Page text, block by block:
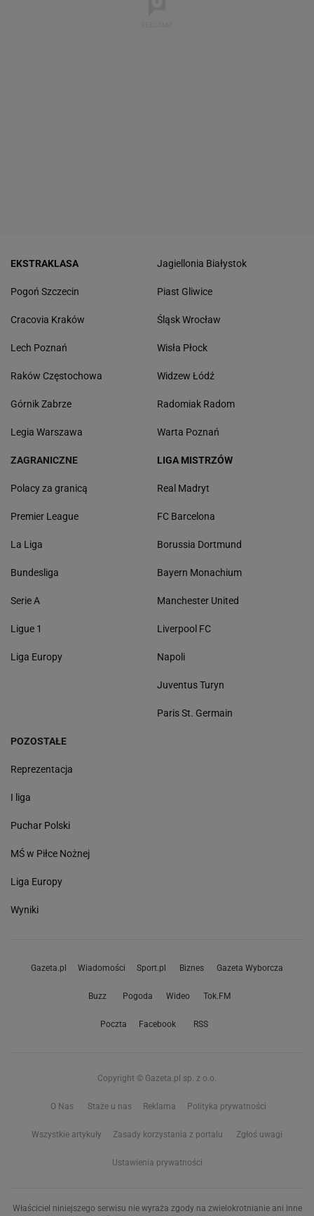
EKSTRAKLASA
Pogoń Szczecin
Cracovia Kraków
Lech Poznań
Raków Częstochowa
Górnik Zabrze
Legia Warszawa
Jagiellonia Białystok
Piast Gliwice
Śląsk Wrocław
Wisła Płock
Widzew Łódź
Radomiak Radom
Warta Poznań
ZAGRANICZNE
Polacy za granicą
Premier League
La Liga
Bundesliga
Serie A
Ligue 1
Liga Europy
LIGA MISTRZÓW
Real Madryt
FC Barcelona
Borussia Dortmund
Bayern Monachium
Manchester United
Liverpool FC
Napoli
Juventus Turyn
Paris St. Germain
POZOSTAŁE
Reprezentacja
I liga
Puchar Polski
MŚ w Piłce Nożnej
Liga Europy
Wyniki
Gazeta.pl Wiadomości Sport.pl Biznes Gazeta Wyborcza
Buzz Pogoda Wideo Tok.FM
Poczta Facebook RSS
Copyright © Gazeta.pl sp. z o.o.
O Nas Staże u nas Reklama Polityka prywatności
Wszystkie artykuły Zasady korzystania z portalu Zgłoś uwagi
Ustawienia prywatności
Właściciel niniejszego serwisu nie wyraża zgody na zwielokrotnianie ani inne